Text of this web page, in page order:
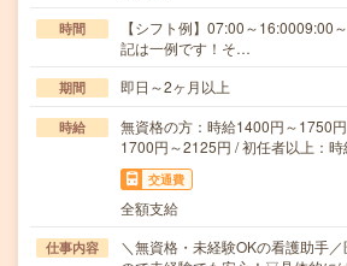
時間
【シフト例】07:00～16:0009:00
記は一例です！そ…
期間 即日～2ヶ月以上
時給
無資格の方：時給1400円～1750
1700円～2125円 / 初任者以上：
交通費
全額支給
仕事内容
＼無資格・未経験OKの看護助手